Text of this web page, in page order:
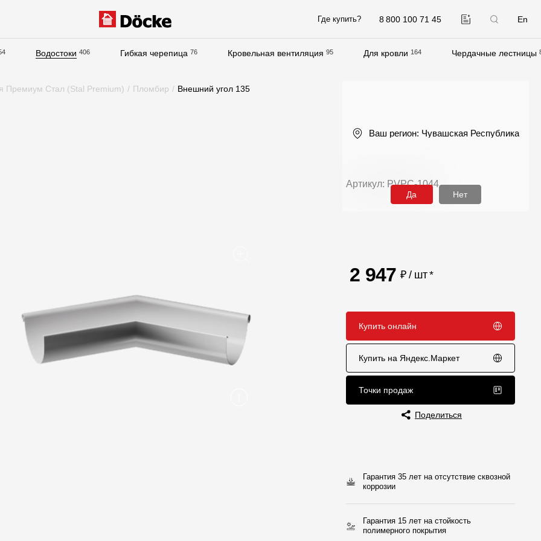
8 800 100 71 45 En
Где купить?
Водостоки 406 Гибкая черепица 76 Кровельная вентиляция 95 Для кровли 164 Чердачные лестницы
Сервисы
Отправка рекламации
Премиум Стал (Stal Premium) / Пломбир / Внешний угол 135
Артикул: PVPC-1044
2 947 ₽ / шт*
Гарантия 35 лет на отсутствие сквозной
коррозии
Гарантия 15 лет на стойкость
полимерного покрытия
Купить онлайн
Купить на Яндекс.Маркет
Точки продаж
Поделиться
Ваш регион: Чувашская Республика
Да Нет